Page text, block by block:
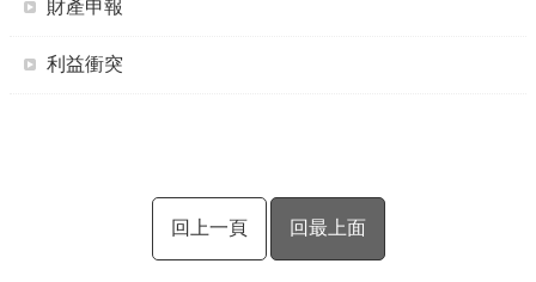
財產申報
利益衝突
回上一頁 回最上面